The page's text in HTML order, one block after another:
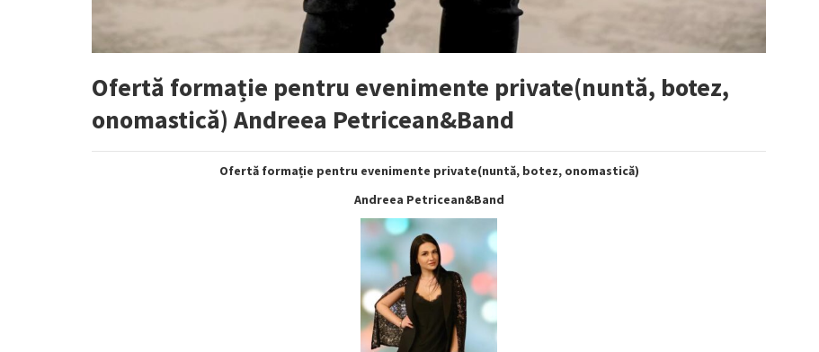
Ofertă formație pentru evenimente private(nuntă, botez,
onomastică) Andreea Petricean&Band
Ofertă formație pentru evenimente private(nuntă, botez, onomastică)
Andreea Petricean&Band